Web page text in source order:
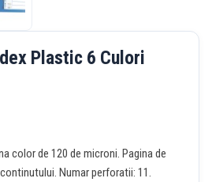
Plastic 6 Culori
color de 120 de microni. Pagina de
Numar perforatii: 11.